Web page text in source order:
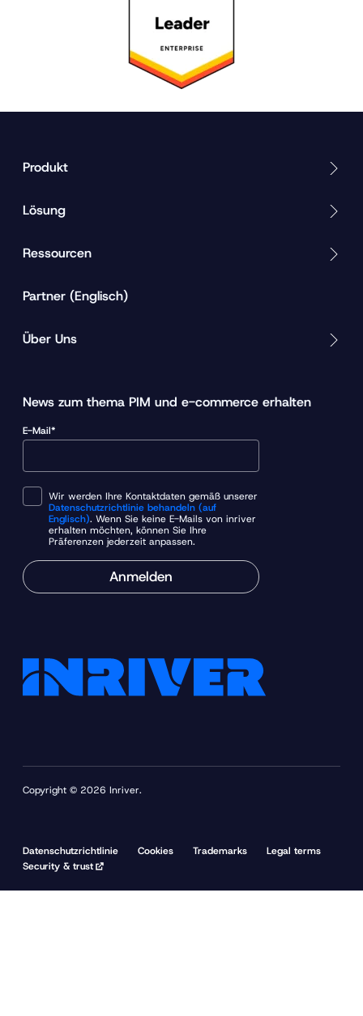
Produkt
Lösung
Ressourcen
Partner (Englisch)
Über Uns
News zum thema PIM und e-commerce erhalten
E-Mail*
Wir werden Ihre Kontaktdaten gemäß unserer
Datenschutzrichtlinie behandeln (auf
Englisch). Wenn Sie keine E-Mails von inriver
erhalten möchten, können Sie Ihre
Präferenzen jederzeit anpassen.
Anmelden
Copyright © 2026 Inriver.
Datenschutzrichtlinie Cookies Trademarks
Legal terms
Security & trust